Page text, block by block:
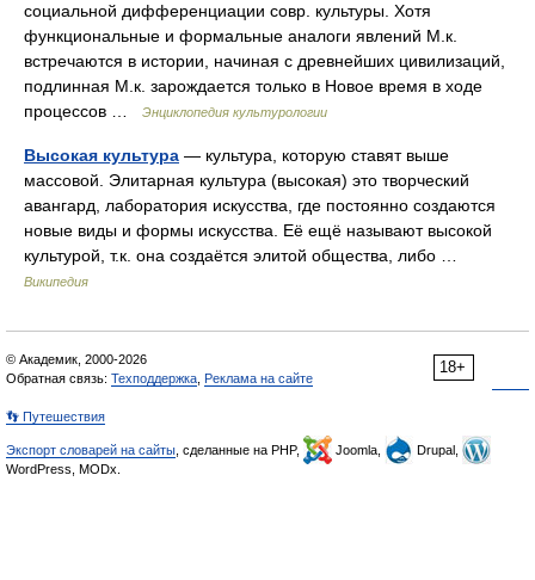
социальной дифференциации совр. культуры. Хотя
функциональные и формальные аналоги явлений М.к.
встречаются в истории, начиная с древнейших цивилизаций,
подлинная М.к. зарождается только в Новое время в ходе
процессов …
Энциклопедия культурологии
Высокая культура — культура, которую ставят выше
массовой. Элитарная культура (высокая) это творческий
авангард, лаборатория искусства, где постоянно создаются
новые виды и формы искусства. Её ещё называют высокой
культурой, т.к. она создаётся элитой общества, либо …
Википедия
18+
© Академик, 2000-2026
Обратная связь: Техподдержка Реклама на сайте
👣 Путешествия
Экспорт словарей на сайты , сделанные на PHP, Joomla,
Drupal,
WordPress, MODx.